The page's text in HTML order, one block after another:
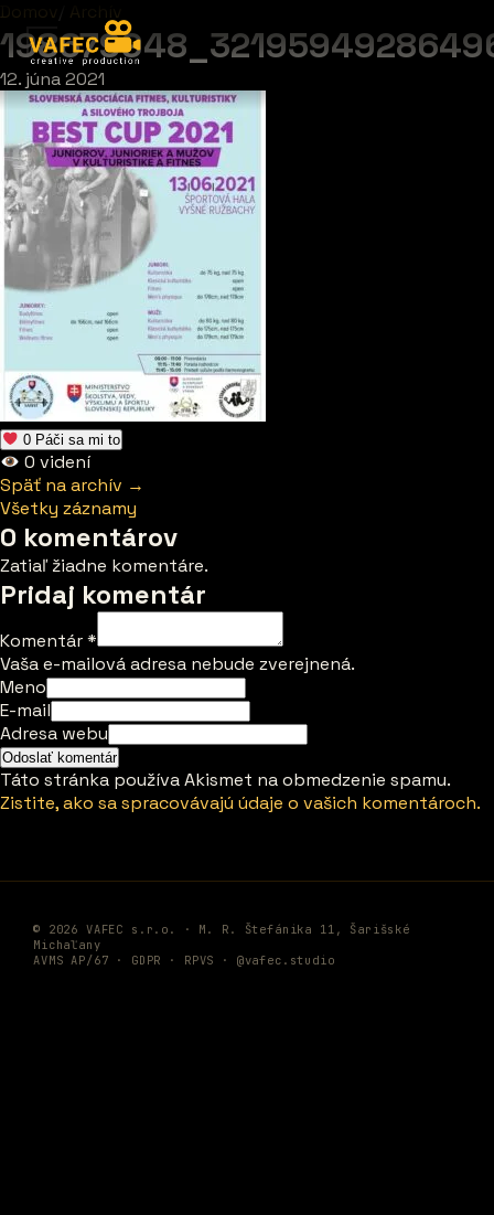
Domov Archív
12. júna 2021
0 Páči sa mi to
0 videní
Späť na archív →
Všetky záznamy
0 komentárov
Zatiaľ žiadne komentáre.
Pridaj komentár
Komentár*
Vaša e-mailová adresa nebude zverejnená.
Meno
E-mail
Adresa webu
Táto stránka používa Akismet na obmedzenie spamu.
Zistite, ako sa spracovávajú údaje o vašich komentároch.
© 2026 VAFEC s.r.o. · M. R. Štefánika 11, Šarišské
Michaľany
AVMS AP/67 · GDPR · RPVS · @vafec.studio